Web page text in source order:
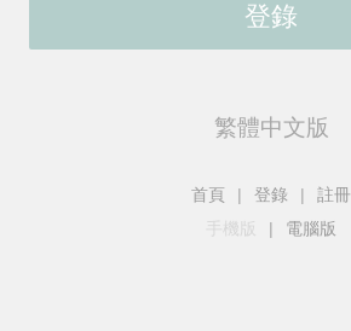
登錄
繁體中文版
首頁 | 登錄 |
註冊
手機版
| 電腦版